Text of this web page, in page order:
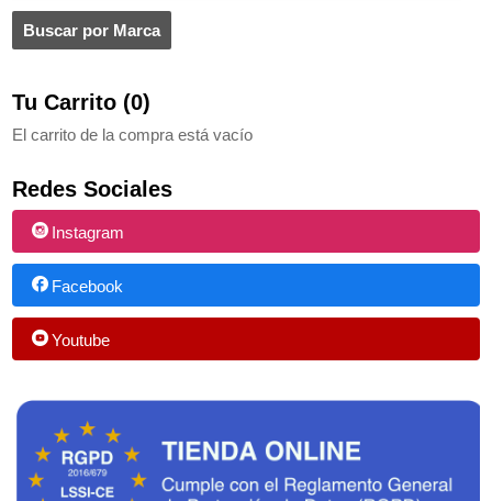
Tu Carrito (0)
El carrito de la compra está vacío
Redes Sociales
Instagram
Facebook
Youtube